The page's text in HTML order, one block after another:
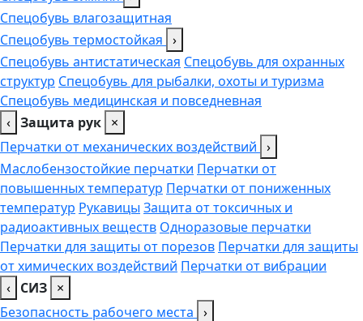
Спецобувь влагозащитная
Спецобувь термостойкая ›
Спецобувь антистатическая Спецобувь для охранных
структур Спецобувь для рыбалки, охоты и туризма
Спецобувь медицинская и повседневная
‹ Защита рук ×
Перчатки от механических воздействий ›
Маслобензостойкие перчатки Перчатки от
повышенных температур Перчатки от пониженных
температур Рукавицы Защита от токсичных и
радиоактивных веществ Одноразовые перчатки
Перчатки для защиты от порезов Перчатки для защиты
от химических воздействий Перчатки от вибрации
‹ СИЗ ×
Безопасность рабочего места ›